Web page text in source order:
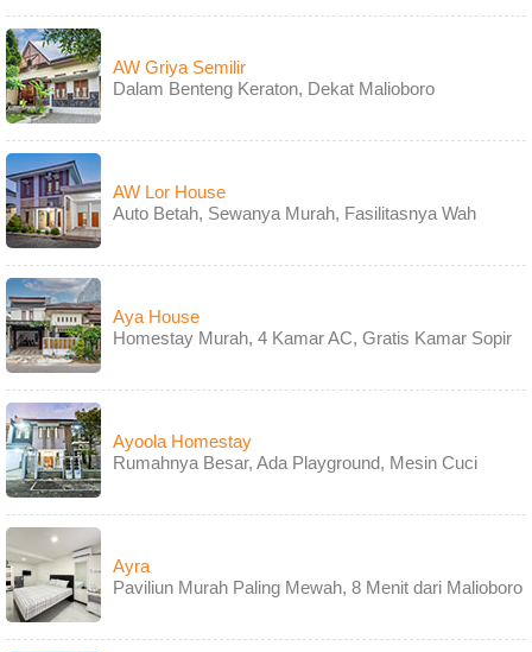
AW Griya Semilir
Dalam Benteng Keraton, Dekat Malioboro
AW Lor House
Auto Betah, Sewanya Murah, Fasilitasnya Wah
Aya House
Homestay Murah, 4 Kamar AC, Gratis Kamar Sopir
Ayoola Homestay
Rumahnya Besar, Ada Playground, Mesin Cuci
Ayra
Paviliun Murah Paling Mewah, 8 Menit dari Malioboro